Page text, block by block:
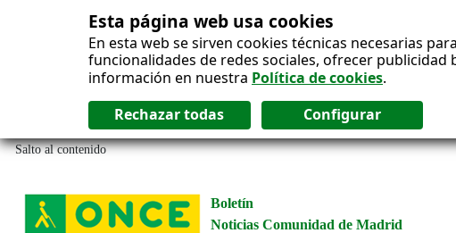
Esta página web usa cookies
En esta web se sirven cookies técnicas necesarias
funcionalidades de redes sociales, ofrecer
información en nuestra Política de cookies.
Salto al contenido
Boletín
Noticias Comunidad de Madrid